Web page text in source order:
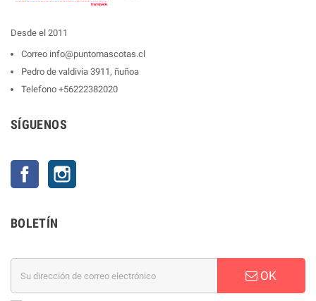
Desde el 2011
Correo info@puntomascotas.cl
Pedro de valdivia 3911, ñuñoa
Telefono +56222382020
SÍGUENOS
Facebook
BOLETÍN
OK